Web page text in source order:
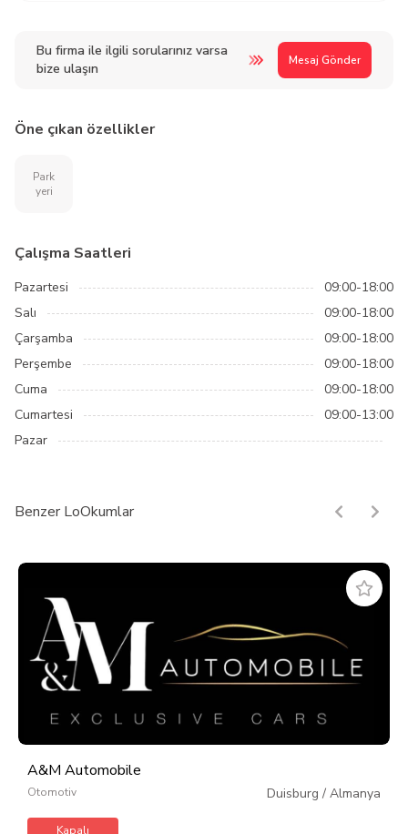
Bu firma ile ilgili sorularınız varsa
bize ulaşın
Mesaj Gönder
Öne çıkan özellikler
Park
yeri
Çalışma Saatleri
Pazartesi
09:00-18:00
Salı
09:00-18:00
Çarşamba
09:00-18:00
Perşembe
09:00-18:00
Cuma
09:00-18:00
Cumartesi
09:00-13:00
Pazar
Benzer LoOkumlar
A&M Automobile
Otomotiv Duisburg / Almanya
Kapalı